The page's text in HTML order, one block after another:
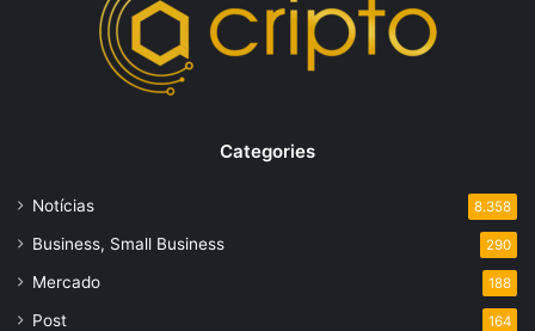
Categories
Notícias 8.358
Business, Small Business 290
Mercado 188
Post 164